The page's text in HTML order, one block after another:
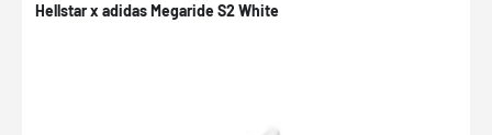
Hellstar x adidas Megaride S2 White